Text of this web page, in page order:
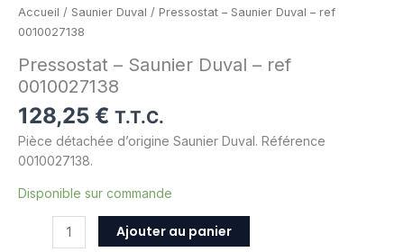
Accueil / Saunier Duval / Pressostat – Saunier Duval – ref
0010027138
Pressostat – Saunier Duval – ref
0010027138
128,25 € T.T.C.
Pièce détachée d’origine Saunier Duval. Référence
0010027138.
Disponible sur commande
Ajouter au panier